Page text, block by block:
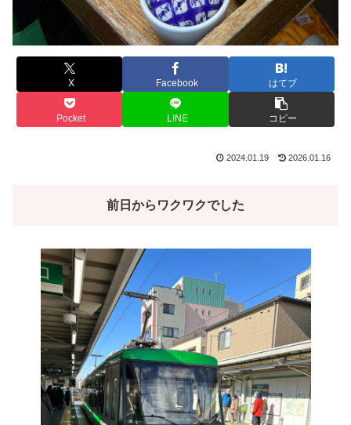
X Facebook はてブ
Pocket LINE コピー
2024.01.19 2026.01.16
前日からワクワクでした